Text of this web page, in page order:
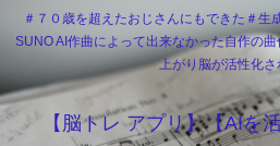
＃７０歳を超えたおじさんにもできた＃生
SUNO AI作曲によって出来なかった自作の
上がり脳が活性化さ
【脳トレ アプリ】【AIを